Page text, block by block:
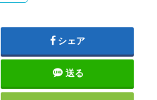
シェア
送る